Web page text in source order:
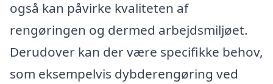
også kan påvirke kvaliteten af
rengøringen og dermed arbejdsmiljøet.
Derudover kan der være specifikke behov,
som eksempelvis dybderengøring ved